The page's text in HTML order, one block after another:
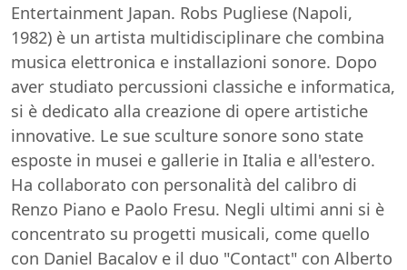
Entertainment Japan. Robs Pugliese (Napoli,
1982) è un artista multidisciplinare che combina
musica elettronica e installazioni sonore. Dopo
aver studiato percussioni classiche e informatica,
si è dedicato alla creazione di opere artistiche
innovative. Le sue sculture sonore sono state
esposte in musei e gallerie in Italia e all'estero.
Ha collaborato con personalità del calibro di
Renzo Piano e Paolo Fresu. Negli ultimi anni si è
concentrato su progetti musicali, come quello
con Daniel Bacalov e il duo "Contact" con Alberto